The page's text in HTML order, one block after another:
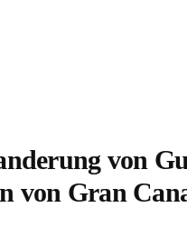
von
von Gran